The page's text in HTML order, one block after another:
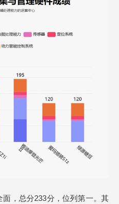
，总分233分，位列第一。其